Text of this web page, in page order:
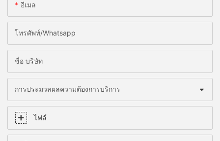
อีเมล
โทรศัพท์/whatsapp
ชื่อ บริษัท
การประมวลผลความต้องการบริการ
ไฟล์